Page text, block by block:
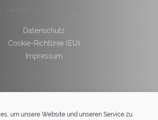
um unsere Website und unseren Service zu
Datenschutz
Cookie-Richtlinie (EU)
Impressum